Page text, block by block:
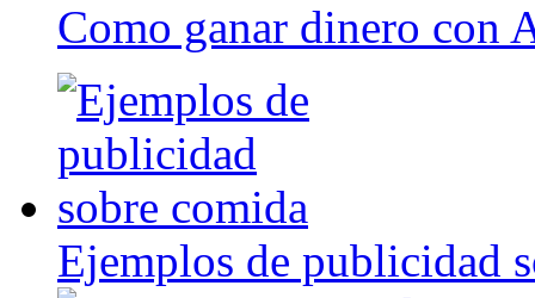
Como ganar dinero con
Ejemplos de publicidad